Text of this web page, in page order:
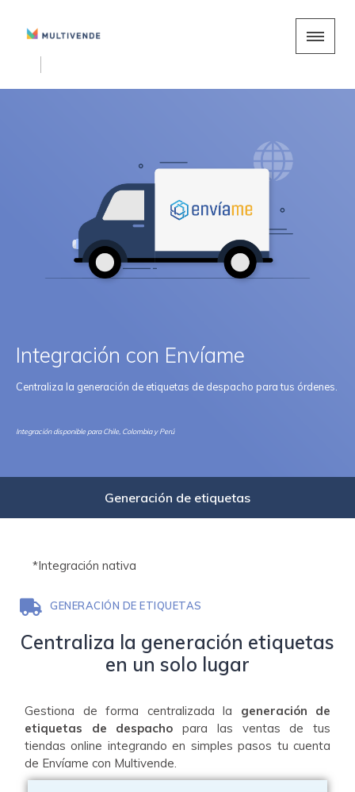
Integración con Envíame
Centraliza la generación de etiquetas de despacho para tus órdenes.
Integración disponible para Chile, Colombia y Perú
Generación de etiquetas
*Integración nativa
GENERACIÓN DE ETIQUETAS
Centraliza la generación etiquetas
en un solo lugar
Gestiona de forma centralizada la generación de
etiquetas de despacho para las ventas de tus
tiendas online integrando en simples pasos tu cuenta
de Envíame con Multivende.